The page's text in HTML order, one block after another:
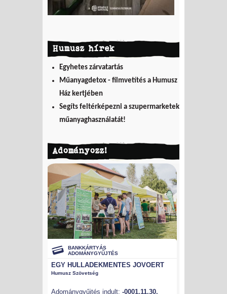
Humusz hírek
Egyhetes zárvatartás
Műanyagdetox - filmvetítés a Humusz
Ház kertjében
Segíts feltérképezni a szupermarketek
műanyaghasználatát!
Adományozz!